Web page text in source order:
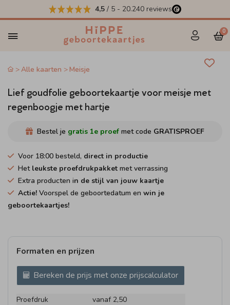
4,5 / 5 - 20.240 reviews
0
Alle kaarten Meisje
Lief goudfolie geboortekaartje voor meisje met
regenboogje met hartje
Bestel je gratis 1e proef met code GRATISPROEF
Voor 18:00 besteld, direct in productie
Het leukste proefdrukpakket met verrassing
Extra producten in de stijl van jouw kaartje
Actie! Voorspel de geboortedatum en win je
geboortekaartjes!
Formaten en prijzen
Bereken de prijs met onze prijscalculator
Proefdruk
vanaf 2,50